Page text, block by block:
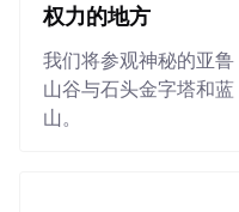
权力的地方
我们将参观神秘的亚鲁
山谷与石头金字塔和蓝
山。